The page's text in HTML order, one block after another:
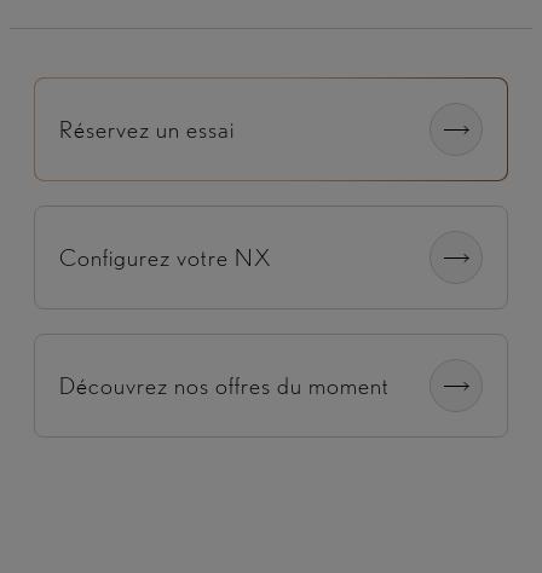
Réservez un essai
Configurez votre NX
Découvrez nos offres du moment